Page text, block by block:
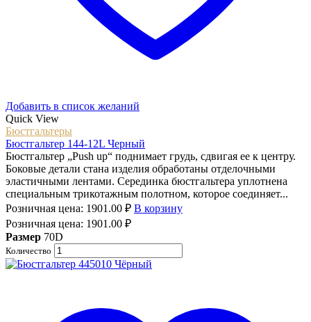
Добавить в список желаний
Quick View
Бюстгальтеры
Бюстгальтер 144-12L Черный
Бюстгальтер „Push up“ поднимает грудь, сдвигая ее к центру.
Боковые детали стана изделия обработаны отделочными
эластичными лентами. Серединка бюстгальтера уплотнена
специальным трикотажным полотном, которое соединяет...
Розничная цена: 1901.00 ₽ В корзину
Розничная цена: 1901.00 ₽
Размер 70D
Количество